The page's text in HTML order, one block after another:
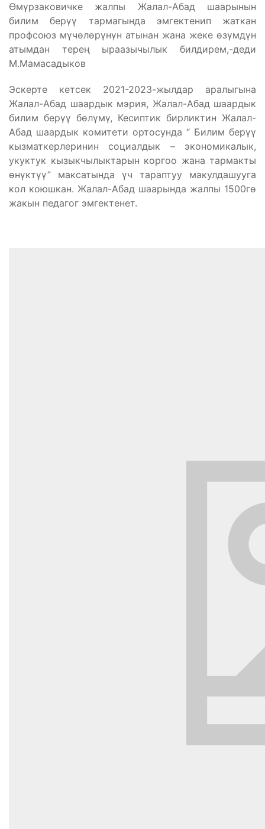
Өмүрзаковичке жалпы Жалал-Абад шаарынын
билим берүү тармагында эмгектенип жаткан
профсоюз мүчөлөрүнүн атынан жана жеке өзүмдүн
атымдан терең ыраазычылык билдирем,-деди
М.Мамасадыков
Эскерте кетсек 2021-2023-жылдар аралыгына
Жалал-Абад шаардык мэрия, Жалал-Абад шаардык
билим берүү бөлүмү, Кесиптик бирликтин Жалал-
Абад шаардык комитети ортосунда “ Билим берүү
кызматкерлеринин социалдык – экономикалык,
укуктук кызыкчылыктарын коргоо жана тармакты
өнүктүү” максатында үч тараптуу макулдашууга
кол коюшкан. Жалал-Абад шаарында жалпы 1500гө
жакын педагог эмгектенет.